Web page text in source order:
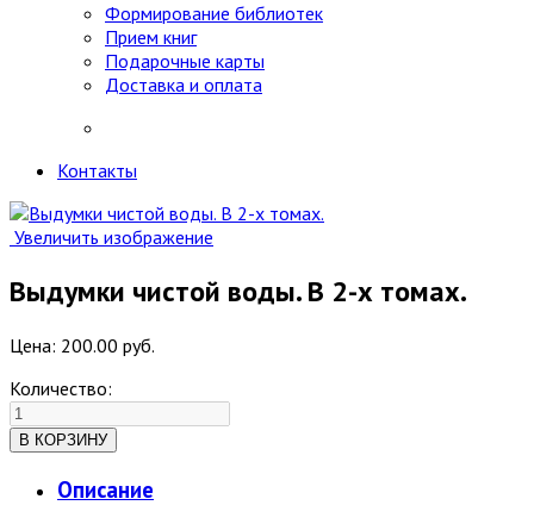
Формирование библиотек
Прием книг
Подарочные карты
Доставка и оплата
Контакты
Увеличить изображение
Выдумки чистой воды. В 2-х томах.
Цена: 200.00 руб.
Количество:
Описание